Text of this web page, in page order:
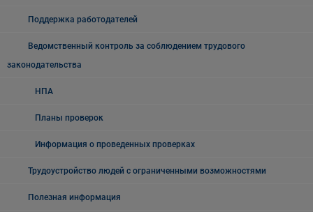
Поддержка работодателей
Ведомственный контроль за соблюдением трудового
законодательства
НПА
Планы проверок
Информация о проведенных проверках
Трудоустройство людей с ограниченными возможностями
Полезная информация